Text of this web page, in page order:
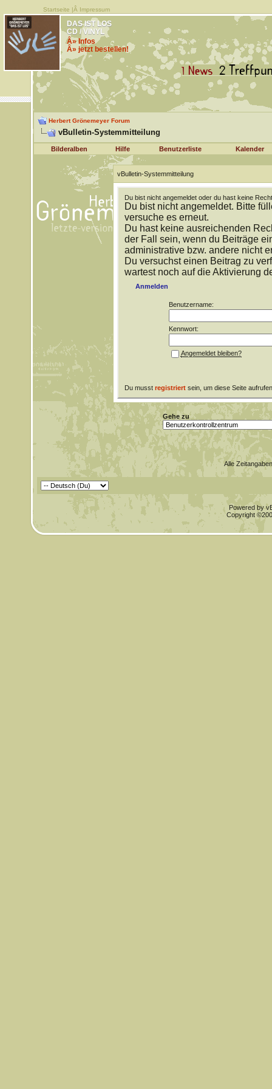
Startseite |Â Impressum
DAS IST LOS
CD / VINYL
Â» Infos
Â» jetzt bestellen!
Herbert Grönemeyer Forum
vBulletin-Systemmitteilung
Bilderalben Hilfe Benutzerliste Kalender
vBulletin-Systemmitteilung
Du bist nicht angemeldet oder du hast keine
Du bist nicht angemeldet. Bitte
versuche es erneut.
Du hast keine ausreichenden
der Fall sein, wenn du Beiträge
administrative bzw. andere nicht
Du versuchst einen Beitrag zu
wartest noch auf die Aktivierung
Anmelden
Benutzername:
Kennwort:
Angemeldet bleiben?
Du musst registriertsein, um diese Seite
Gehe zu
Alle
Powered by
Copyright